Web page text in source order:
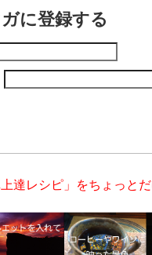
に登録する
達レシピ」をちょっと